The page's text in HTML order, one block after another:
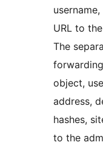
URL to
The
object,
address,
hashes,
to the